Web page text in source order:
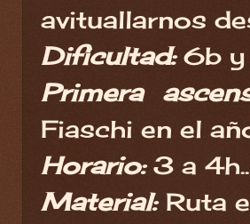
avituallarnos
Dificultad:6b y
Primera
Fiaschi en el
Horario:3 a 4h..
Material:Ruta